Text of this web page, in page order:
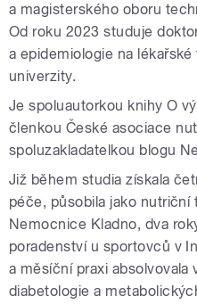
a magisterského oboru
Od roku 2023 studuje
a epidemiologie na
univerzity.
Je spoluautorkou knihy O
členkou České asociace
spoluzakladatelkou blogu
Již během studia získala
péče, působila jako nutriční
Nemocnice Kladno, dva
poradenství u sportovců v
a měsíční praxi
diabetologie a